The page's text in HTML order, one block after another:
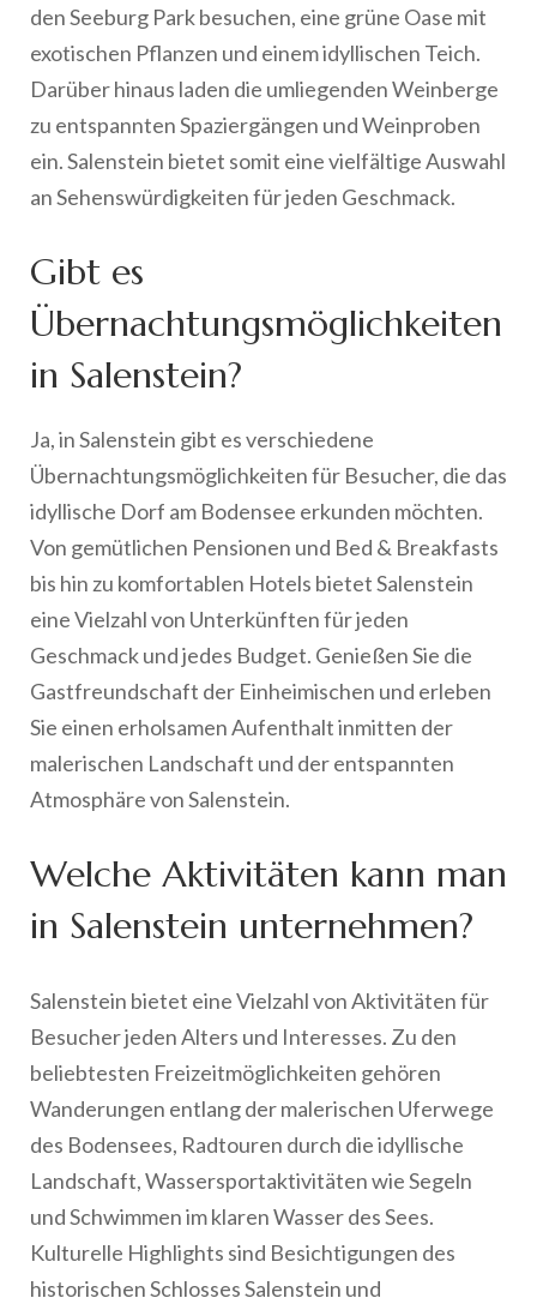
den Seeburg Park besuchen, eine grüne Oase mit
exotischen Pflanzen und einem idyllischen Teich.
Darüber hinaus laden die umliegenden Weinberge
zu entspannten Spaziergängen und Weinproben
ein. Salenstein bietet somit eine vielfältige Auswahl
an Sehenswürdigkeiten für jeden Geschmack.
Gibt es
Übernachtungsmöglichkeiten
in Salenstein?
Ja, in Salenstein gibt es verschiedene
Übernachtungsmöglichkeiten für Besucher, die das
idyllische Dorf am Bodensee erkunden möchten.
Von gemütlichen Pensionen und Bed & Breakfasts
bis hin zu komfortablen Hotels bietet Salenstein
eine Vielzahl von Unterkünften für jeden
Geschmack und jedes Budget. Genießen Sie die
Gastfreundschaft der Einheimischen und erleben
Sie einen erholsamen Aufenthalt inmitten der
malerischen Landschaft und der entspannten
Atmosphäre von Salenstein.
Welche Aktivitäten kann man
in Salenstein unternehmen?
Salenstein bietet eine Vielzahl von Aktivitäten für
Besucher jeden Alters und Interesses. Zu den
beliebtesten Freizeitmöglichkeiten gehören
Wanderungen entlang der malerischen Uferwege
des Bodensees, Radtouren durch die idyllische
Landschaft, Wassersportaktivitäten wie Segeln
und Schwimmen im klaren Wasser des Sees.
Kulturelle Highlights sind Besichtigungen des
historischen Schlosses Salenstein und